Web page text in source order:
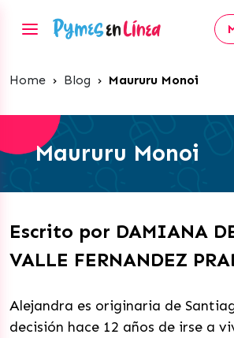
Home › Blog › Maururu Monoi
Maururu Monoi
Escrito por DAMIANA
VALLE FERNANDEZ
Alejandra es originaria de
decisión hace 12 años de irse a